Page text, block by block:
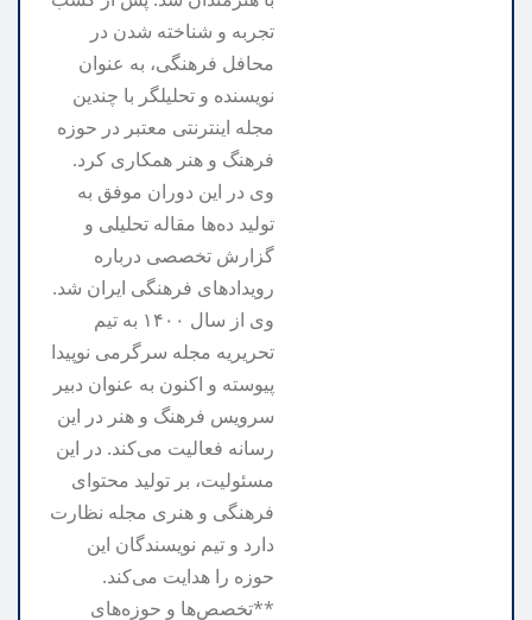
تجربه و شناخته شدن در
محافل فرهنگی، به عنوان
نویسنده و تحلیلگر با چندین
مجله اینترنتی معتبر در حوزه
فرهنگ و هنر همکاری کرد.
وی در این دوران موفق به
تولید ده‌ها مقاله تحلیلی و
گزارش تخصصی درباره
رویدادهای فرهنگی ایران شد.
وی از سال ۱۴۰۰ به تیم
تحریریه مجله سرگرمی نوپیدا
پیوسته و اکنون به عنوان دبیر
سرویس فرهنگ و هنر در این
رسانه فعالیت می‌کند. در این
مسئولیت، بر تولید محتوای
فرهنگی و هنری مجله نظارت
دارد و تیم نویسندگان این
حوزه را هدایت می‌کند.
**تخصص‌ها و حوزه‌های